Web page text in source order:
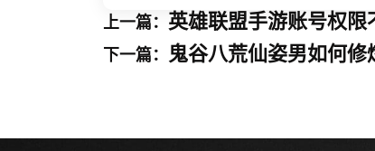
上一篇： 英雄联盟手游账号权
下一篇： 鬼谷八荒仙姿男如何